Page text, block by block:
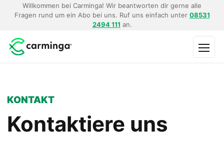
Willkommen bei Carminga! Wir beantworten dir gerne alle
Fragen rund um ein Abo bei uns. Ruf uns einfach unter 08531
2494 111 an.
KONTAKT
Kontaktiere uns